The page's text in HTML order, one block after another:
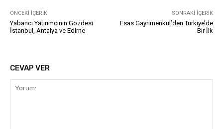
ÖNCEKI İÇERIK
Yabancı Yatırımcının Gözdesi
İstanbul, Antalya ve Edirne
SONRAKI İÇERIK
Esas Gayrimenkul’den Türkiye’de
Bir İlk
CEVAP VER